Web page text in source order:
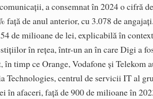
a consemnat în 2024 o cifră
față de anul anterior, cu 3.078 de
de milioane de lei, explicabilă în
în rețea, într-un an în care Digi a
în timp ce Orange, Vodafone și Telekom
Technologies, centrul de servicii IT al
în afaceri, față de 900 de milioane în